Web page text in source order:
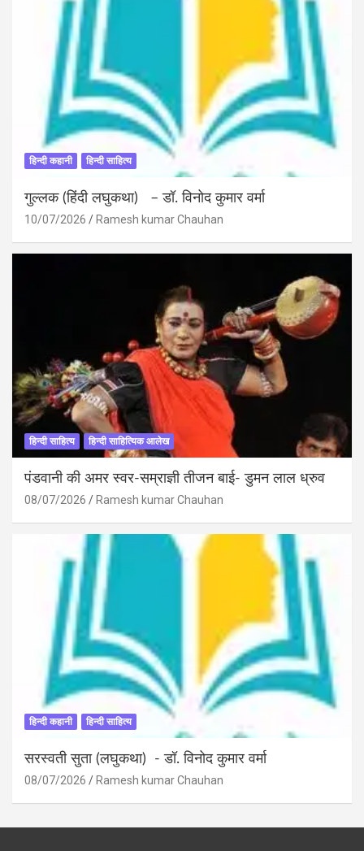
हिन्दी कहानी हिन्दी साहित्य
गुल्लक (हिंदी लघुकथा) – डॉ. विनोद कुमार वर्मा
10/07/2026 Ramesh kumar Chauhan
हिन्दी साहित्य हिन्दी साहित्यिक आलेख
पंडवानी की अमर स्वर-सम्राज्ञी तीजन बाई- डुमन लाल ध्रुव
08/07/2026 Ramesh kumar Chauhan
हिन्दी कहानी हिन्दी साहित्य
सरस्वती सुता (लघुकथा) ​- डॉ. विनोद कुमार वर्मा
08/07/2026 Ramesh kumar Chauhan